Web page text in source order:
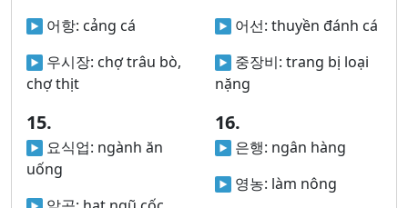
어항: cảng cá
우시장: chợ trâu bò,
chợ thịt
어선: thuyền đánh cá
중장비: trang bị loại
nặng
15.
요식업: ngành ăn
uống
16.
은행: ngân hàng
영농: làm nông